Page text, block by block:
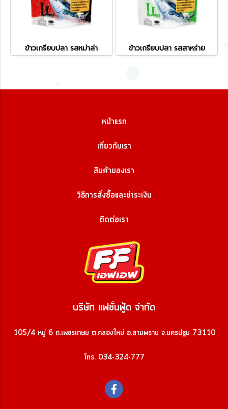
ข้าวเกรียบปลา รสหม่าล่า ข้าวเกรียบปลา รสสาหร่าย
หน้าแรก
เกี่ยวกับเรา
สินค้าของเรา
วิธีการสั่งซื้อและชำระเงิน
ติดต่อเรา
บริษัท แฟชั่นฟู้ด จำกัด
105/4 หมู่ 6 ถ.เพชรเกษม ต.คลองใหม่ อ.สามพราน จ.นครปฐม 73110
โทร. 034-324-777